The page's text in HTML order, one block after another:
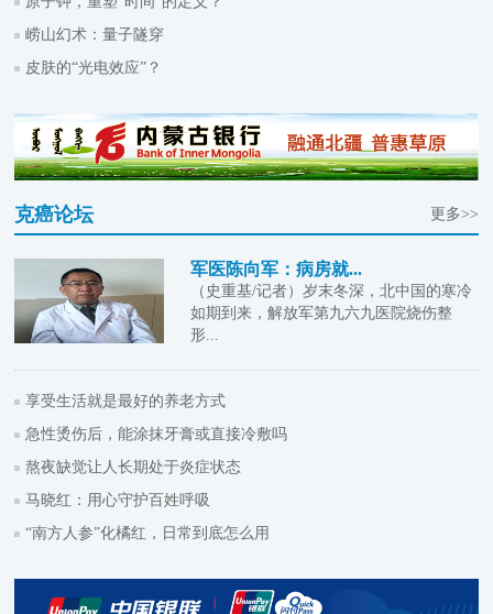
崂山幻术：量子隧穿
皮肤的“光电效应”？
克癌论坛 更多>>
军医陈向军：病房就...
（史重基/记者）岁末冬深，北中国的寒冷
如期到来，解放军第九六九医院烧伤整
形...
享受生活就是最好的养老方式
急性烫伤后，能涂抹牙膏或直接冷敷吗
熬夜缺觉让人长期处于炎症状态
马晓红：用心守护百姓呼吸
“南方人参”化橘红，日常到底怎么用